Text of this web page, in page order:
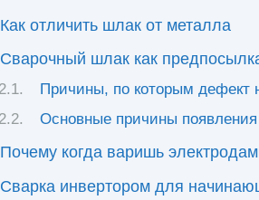
Как отличить шлак от металла
Сварочный шлак как
Причины, по которым дефект
Основные причины
Почему когда варишь
Сварка инвертором для